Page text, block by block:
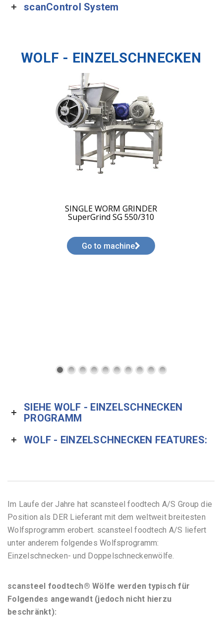
scanControl System
WOLF - EINZELSCHNECKEN
SINGLE WORM GRINDER
SuperGrind SG 400/260
Go to machine
SIEHE WOLF - EINZELSCHNECKEN
PROGRAMM
WOLF - EINZELSCHNECKEN FEATURES:
Im Laufe der Jahre hat scansteel foodtech A/S Group die
Position als DER Lieferant mit dem weltweit breitesten
Wolfsprogramm erobert. scansteel foodtech A/S liefert
unter anderem folgendes Wolfsprogramm:
Einzelschnecken- und Doppelschneckenwölfe.
scansteel foodtech® Wölfe werden typisch für
Folgendes angewandt (jedoch nicht hierzu
beschränkt):